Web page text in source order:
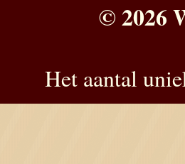
© 2026
Het aantal